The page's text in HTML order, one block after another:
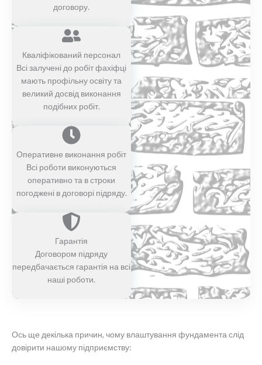
договору.
Кваліфікований персонал
Всі залучені до робіт фахіфці
мають профільну освіту та
великий досвід виконання
подібних робіт.
Оперативне виконання робіт
Всі роботи виконуються
оперативно та в строки
погоджені в договорі підряду.
Гарантія
Договором підряду
передбачається гарантія на всі
наші роботи.
Ось ще декілька причин, чому влаштування фундамента слід
довірити нашому підприємству: